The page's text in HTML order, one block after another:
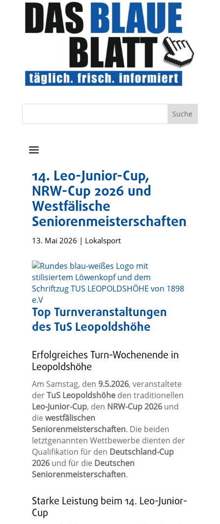
a
14. Leo-Junior-Cup,
NRW-Cup 2026 und
Westfälische
Seniorenmeisterschaften
13. Mai 2026 | Lokalsport
Top Turnveranstaltungen
des TuS Leopoldshöhe
Erfolgreiches Turn-Wochenende in
Leopoldshöhe
Am Samstag, den 9.5.2026, veranstaltete
derTuS Leopoldshöheden traditionellen
Leo-Junior-Cup, den NRW-Cup 2026und
die westfälischen
Seniorenmeisterschaften. Die beiden
letztgenannten Wettbewerbe dienten der
Qualifikation für den Deutschland-Cup
2026und für die Deutschen
Seniorenmeisterschaften.
Starke Leistung beim 14. Leo-Junior-
Cup